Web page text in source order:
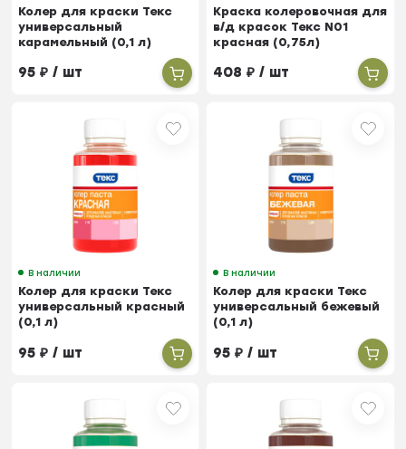
Колер для краски Текс
универсальный
карамельный (0,1 л)
95₽ / шт
Краска колеровочная для
в/д красок Текс N01
красная (0,75л)
408₽ / шт
В наличии
Колер для краски Текс
универсальный красный
(0,1 л)
95₽ / шт
В наличии
Колер для краски Текс
универсальный бежевый
(0,1 л)
95₽ / шт